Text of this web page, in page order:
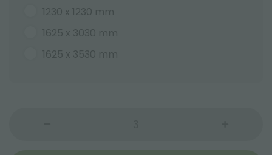
1230 x 1230 mm
1625 x 3030 mm
1625 x 3530 mm